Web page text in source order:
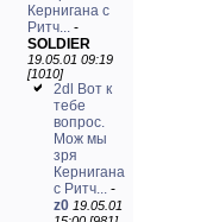
Кернигана с
Ритч... -
SOLDIER
19.05.01 09:19
[1010]
2dl Вот к
тебе
вопрос.
Мож мы
зря
Кернигана
с Ритч... -
z0 19.05.01